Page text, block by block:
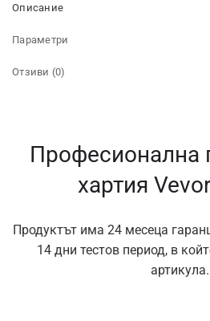
Описание
Параметри
Отзиви (0)
Професионална
хартия
Продуктът има 24 месеца
14 дни тестов период, в
артикула.